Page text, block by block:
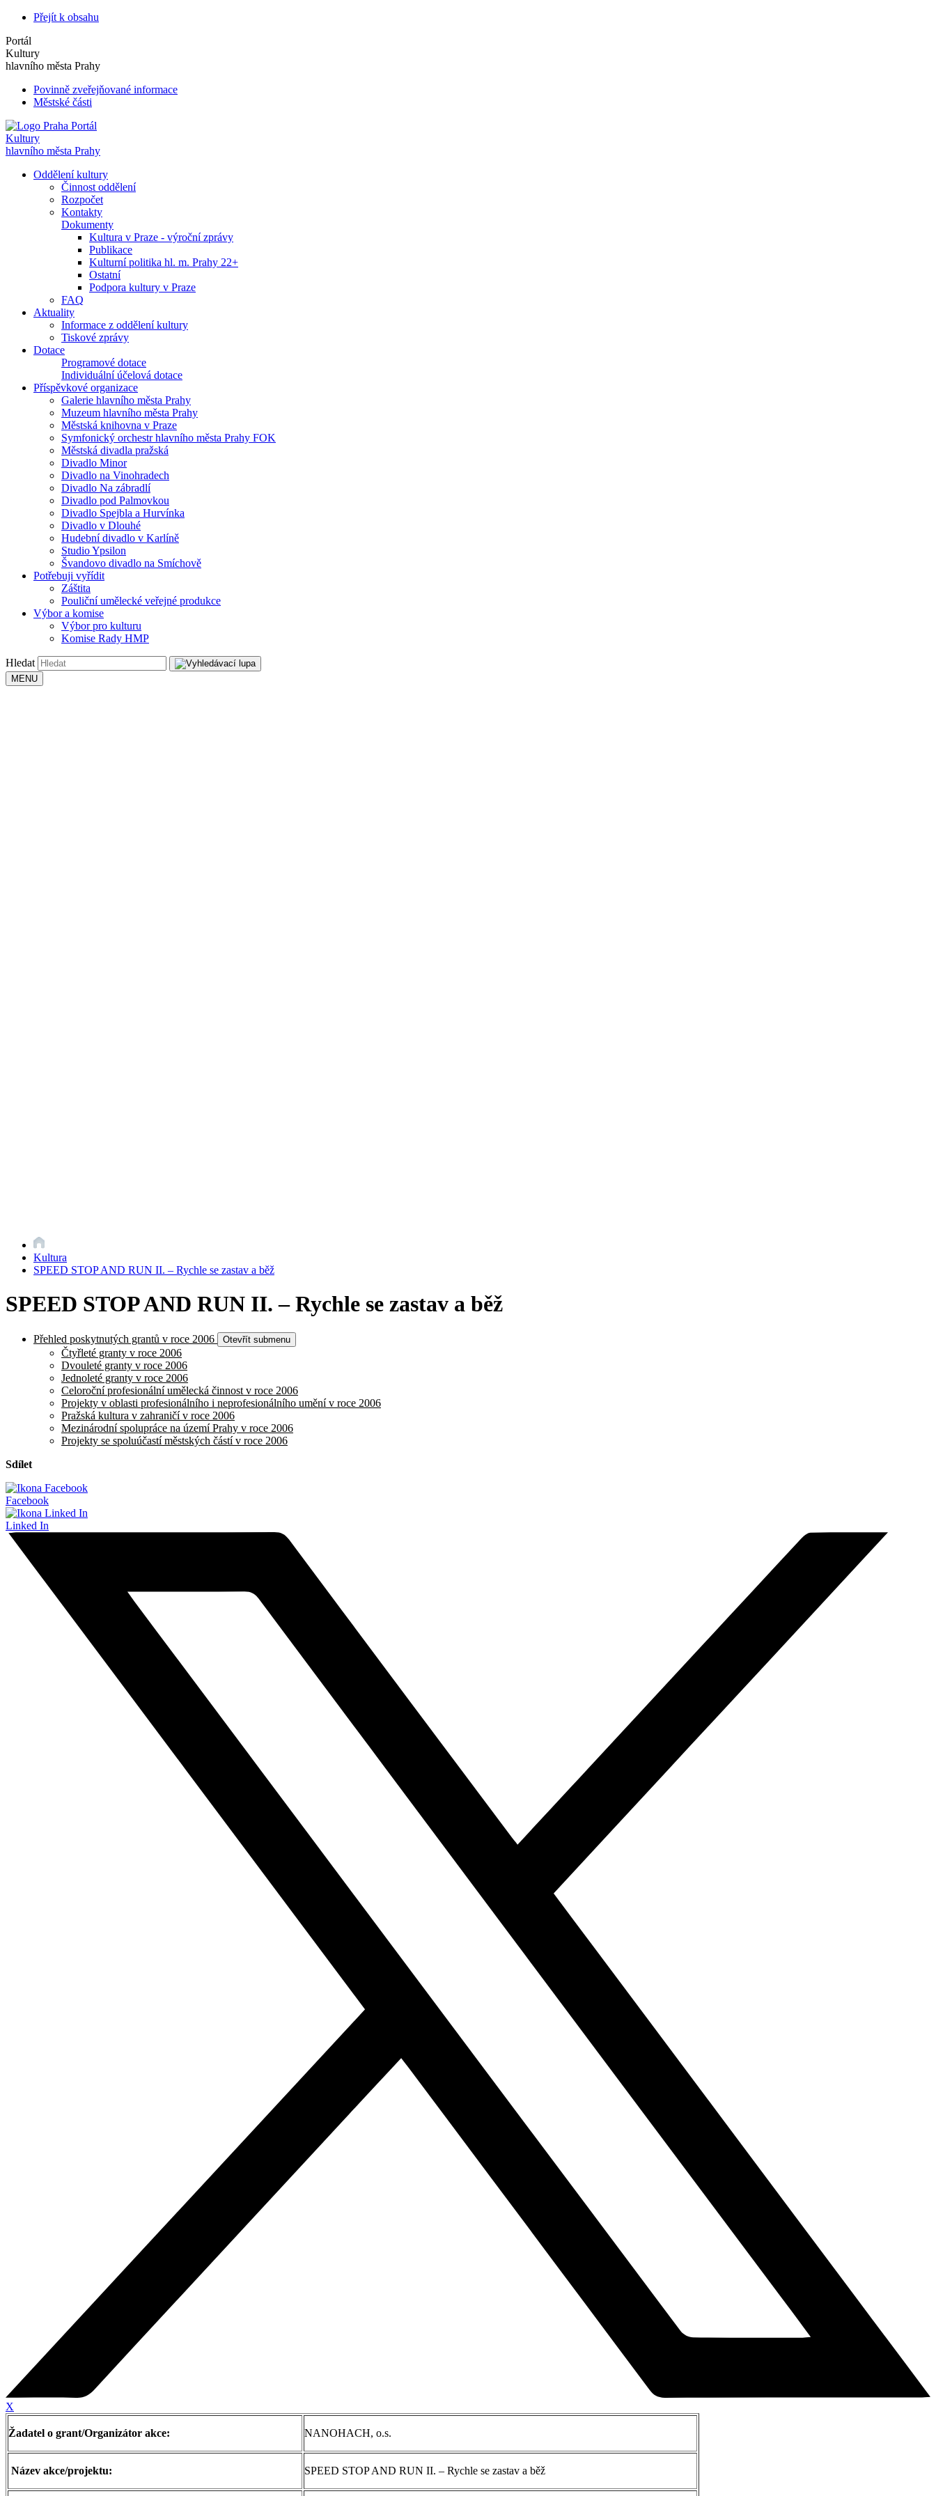
Přejít k obsahu
Portál
Kultury
hlavního města Prahy
Povinně zveřejňované informace
Městské části
Portál
Kultury
hlavního města Prahy
Oddělení kultury
Činnost oddělení
Rozpočet
Kontakty
Dokumenty
Kultura v Praze - výroční zprávy
Publikace
Kulturní politika hl. m. Prahy 22+
Ostatní
Podpora kultury v Praze
FAQ
Aktuality
Informace z oddělení kultury
Tiskové zprávy
Dotace
Programové dotace
Individuální účelová dotace
Příspěvkové organizace
Galerie hlavního města Prahy
Muzeum hlavního města Prahy
Městská knihovna v Praze
Symfonický orchestr hlavního města Prahy FOK
Městská divadla pražská
Divadlo Minor
Divadlo na Vinohradech
Divadlo Na zábradlí
Divadlo pod Palmovkou
Divadlo Spejbla a Hurvínka
Divadlo v Dlouhé
Hudební divadlo v Karlíně
Studio Ypsilon
Švandovo divadlo na Smíchově
Potřebuji vyřídit
Záštita
Pouliční umělecké veřejné produkce
Výbor a komise
Výbor pro kulturu
Komise Rady HMP
Hledat
MENU
Kultura
SPEED STOP AND RUN II. – Rychle se zastav a běž
SPEED STOP AND RUN II. – Rychle se zastav a běž
Přehled poskytnutých grantů v roce 2006 Otevřít submenu
Čtyřleté granty v roce 2006
Dvouleté granty v roce 2006
Jednoleté granty v roce 2006
Celoroční profesionální umělecká činnost v roce 2006
Projekty v oblasti profesionálního i neprofesionálního umění v roce 2006
Pražská kultura v zahraničí v roce 2006
Mezinárodní spolupráce na území Prahy v roce 2006
Projekty se spoluúčastí městských částí v roce 2006
Sdílet
Facebook
Linked In
X
Žadatel o grant/Organizátor akce: NANOHACH, o.s.
Název akce/projektu: SPEED STOP AND RUN II. – Rychle se zastav a běž